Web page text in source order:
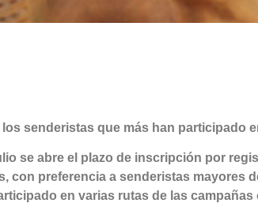
los senderistas que más han participado
se abre el plazo de inscripción por
con preferencia a senderistas mayores
en varias rutas de las